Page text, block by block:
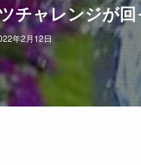
チャレンジが
年2月12日